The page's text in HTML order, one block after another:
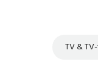
TV &